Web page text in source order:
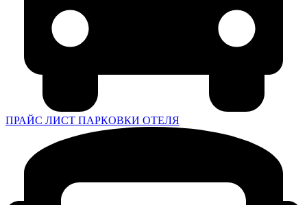
ПРАЙС ЛИСТ ПАРКОВКИ ОТЕЛЯ